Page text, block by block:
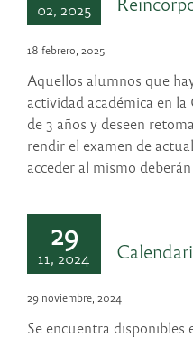
02, 2025
18 febrero, 2025
Aquellos alumnos que
actividad académica en
de 3 años y deseen
rendir el examen de
acceder al mismo
29
11, 2024
29 noviembre, 2024
Se encuentra disponibles